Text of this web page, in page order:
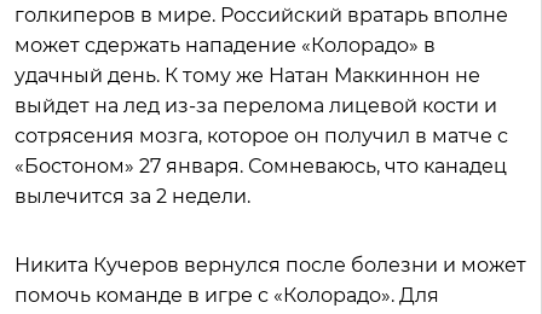
голкиперов в мире. Российский вратарь вполне
может сдержать нападение «Колорадо» в
удачный день. К тому же Натан Маккиннон не
выйдет на лед из-за перелома лицевой кости и
сотрясения мозга, которое он получил в матче с
«Бостоном» 27 января. Сомневаюсь, что канадец
вылечится за 2 недели.
Никита Кучеров вернулся после болезни и может
помочь команде в игре с «Колорадо». Для